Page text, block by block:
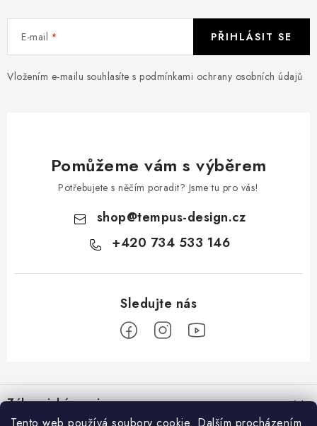
E-mail
Vložením e-mailu souhlasíte s podmínkami ochrany osobních údajů
PŘIHLÁSIT SE
Pomůžeme vám s výběrem
Potřebujete s něčím poradit? Jsme tu pro vás!
shop@tempus-design.cz
+420 734 533 146
á
pZákaznický servis